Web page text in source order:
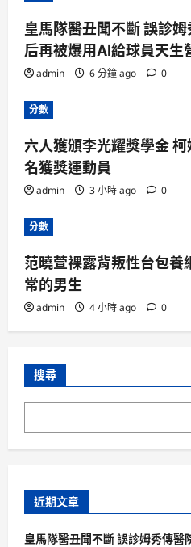
皇馬隊醫丑聞不斷 誤診
后再被爆用AI給球員天生
admin 6 分鐘 ago 0
分數
六人獲頒李光耀獎學金
名獲獎運動員
admin 3 小時 ago 0
分數
范曉萱裸露背叛性台包養
常的男生
admin 4 小時 ago 0
搜尋
近期文章
皇馬隊醫丑聞不斷 誤診姆秀傳醫